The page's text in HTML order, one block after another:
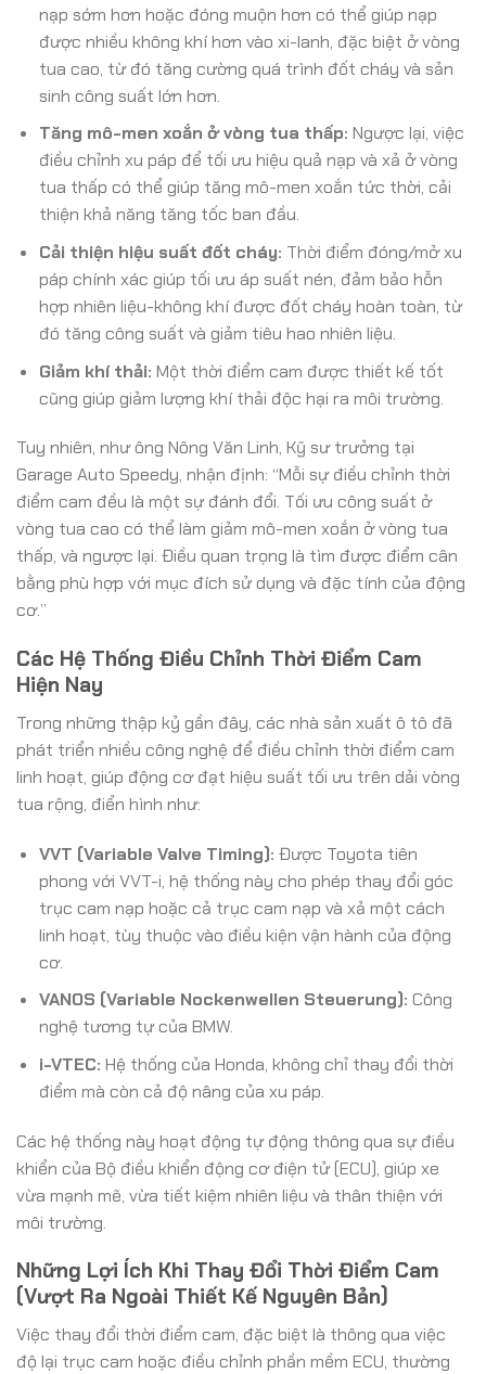
nạp sớm hơn hoặc đóng muộn hơn có thể giúp nạp
được nhiều không khí hơn vào xi-lanh, đặc biệt ở vòng
tua cao, từ đó tăng cường quá trình đốt cháy và sản
sinh công suất lớn hơn.
Tăng mô-men xoắn ở vòng tua thấp: Ngược lại, việc
điều chỉnh xu páp để tối ưu hiệu quả nạp và xả ở vòng
tua thấp có thể giúp tăng mô-men xoắn tức thời, cải
thiện khả năng tăng tốc ban đầu.
Cải thiện hiệu suất đốt cháy: Thời điểm đóng/mở xu
páp chính xác giúp tối ưu áp suất nén, đảm bảo hỗn
hợp nhiên liệu-không khí được đốt cháy hoàn toàn, từ
đó tăng công suất và giảm tiêu hao nhiên liệu.
Giảm khí thải: Một thời điểm cam được thiết kế tốt
cũng giúp giảm lượng khí thải độc hại ra môi trường.
Tuy nhiên, như ông Nông Văn Linh, Kỹ sư trưởng tại
Garage Auto Speedy, nhận định: “Mỗi sự điều chỉnh thời
điểm cam đều là một sự đánh đổi. Tối ưu công suất ở
vòng tua cao có thể làm giảm mô-men xoắn ở vòng tua
thấp, và ngược lại. Điều quan trọng là tìm được điểm cân
bằng phù hợp với mục đích sử dụng và đặc tính của động
cơ.”
Các Hệ Thống Điều Chỉnh Thời Điểm Cam
Hiện Nay
Trong những thập kỷ gần đây, các nhà sản xuất ô tô đã
phát triển nhiều công nghệ để điều chỉnh thời điểm cam
linh hoạt, giúp động cơ đạt hiệu suất tối ưu trên dải vòng
tua rộng, điển hình như:
VVT (Variable Valve Timing): Được Toyota tiên
phong với VVT-i, hệ thống này cho phép thay đổi góc
trục cam nạp hoặc cả trục cam nạp và xả một cách
linh hoạt, tùy thuộc vào điều kiện vận hành của động
cơ.
VANOS (Variable Nockenwellen Steuerung): Công
nghệ tương tự của BMW.
i-VTEC: Hệ thống của Honda, không chỉ thay đổi thời
điểm mà còn cả độ nâng của xu páp.
Các hệ thống này hoạt động tự động thông qua sự điều
khiển của Bộ điều khiển động cơ điện tử (ECU), giúp xe
vừa mạnh mẽ, vừa tiết kiệm nhiên liệu và thân thiện với
môi trường.
Những Lợi Ích Khi Thay Đổi Thời Điểm Cam
(Vượt Ra Ngoài Thiết Kế Nguyên Bản)
Việc thay đổi thời điểm cam, đặc biệt là thông qua việc
độ lại trục cam hoặc điều chỉnh phần mềm ECU, thường